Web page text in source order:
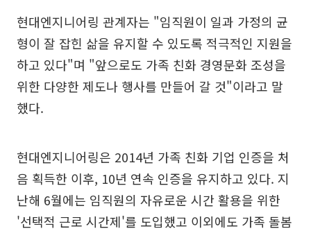
현대엔지니어링 관계자는 "임직원이 일과 가정의 균
형이 잘 잡힌 삶을 유지할 수 있도록 적극적인 지원을
하고 있다"며 "앞으로도 가족 친화 경영문화 조성을
위한 다양한 제도나 행사를 만들어 갈 것"이라고 말
했다.
현대엔지니어링은 2014년 가족 친화 기업 인증을 처
음 획득한 이후, 10년 연속 인증을 유지하고 있다. 지
난해 6월에는 임직원의 자유로운 시간 활용을 위한
'선택적 근로 시간제'를 도입했고 이외에도 가족 돌봄